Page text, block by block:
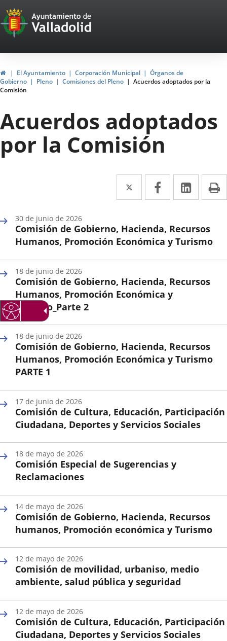
Portal
Web
del
Ayuntamiento
de
Valladolid
InicioEl Ayuntamiento Corporación Municipal
Órganos de
Gobierno
Pleno Comisiones del Pleno
Acuerdos adoptados por la
Comisión
Acuerdos adoptados
por la Comisión
Twitter
Enlace
a
aplicación
externa.
Facebook
Enlace
a
aplicación
externa.
Enlace
a
Comisión de Gobierno, Hacienda, Recursos
Humanos, Promoción Económica y Turismo
la
Sesión
30 de junio de 2026
Comisión de Gobierno, Hacienda, Recursos
Humanos, Promoción Económica y
Turismo_Parte 2
Fecha
la
Sesión
18 de junio de 2026
Comisión de Gobierno, Hacienda, Recursos
Humanos, Promoción Económica y Turismo
PARTE 1
la
Sesión
18 de junio de 2026
Comisión de Cultura, Educación, Participación
Ciudadana, Deportes y Servicios Sociales
la
Sesión
17 de junio de 2026
Comisión Especial de Sugerencias y
Reclamaciones
la
Sesión
18 de mayo de 2026
Comisión de Gobierno, Hacienda, Recursos
humanos, Promoción económica y Turismo
la
Sesión
14 de mayo de 2026
Comisión de movilidad, urbaniso, medio
ambiente, salud pública y seguridad
la
Sesión
12 de mayo de 2026
Comisión de Cultura, Educación, Participación
Ciudadana, Deportes y Servicios Sociales
12 de mayo de 2026